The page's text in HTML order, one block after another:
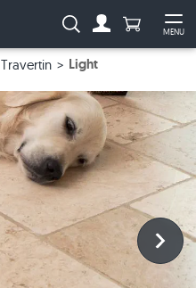
MENU
Recherche :Anzahl
Travertin Light